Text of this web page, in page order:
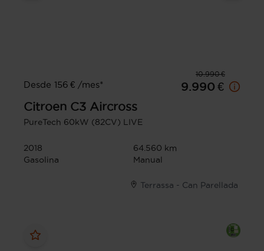
10.990 €
Desde 156 € /mes*
9.990 €
Citroen C3 Aircross
PureTech 60kW (82CV) LIVE
2018
64.560 km
Gasolina
Manual
Terrassa - Can Parellada